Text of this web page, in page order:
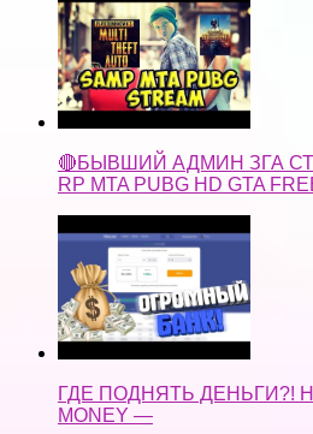
🔴БЫВШИЙ АДМИН ЗГА
RP MTA PUBG HD GTA
ГДЕ ПОДНЯТЬ ДЕНЬГИ?!
MONEY —